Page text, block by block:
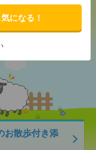
になる！
ブックマーク
お散歩付き添